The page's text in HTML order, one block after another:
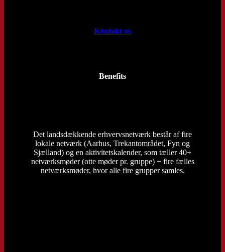
Kontakt os
Benefits
Det landsdækkende erhvervsnetværk består af fire
lokale netværk (Aarhus, Trekantområdet, Fyn og
Sjælland) og en aktivitetskalender, som tæller 40+
netværksmøder (otte møder pr. gruppe) + fire fælles
netværksmøder, hvor alle fire grupper samles.